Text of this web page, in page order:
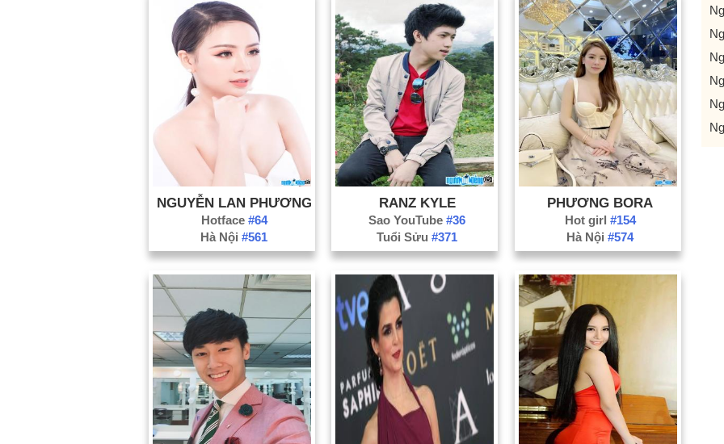
NGUYỄN LAN PHƯƠNG
Hotface #64
Hà Nội#561
RANZ KYLE
Sao YouTube#36
Tuổi Sửu#371
PHƯƠNG BORA
Hot girl #154
Hà Nội#574